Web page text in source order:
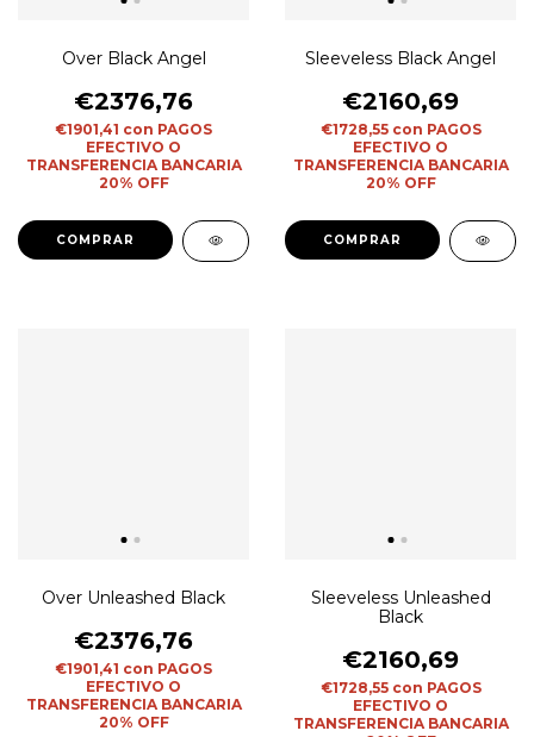
Over Black Angel
€2376,76
€1901,41 con PAGOS
EFECTIVO O
TRANSFERENCIA BANCARIA
20% OFF
COMPRAR
Sleeveless Black Angel
€2160,69
€1728,55 con PAGOS
EFECTIVO O
TRANSFERENCIA BANCARIA
20% OFF
COMPRAR
Over Unleashed Black
€2376,76
€1901,41 con PAGOS
EFECTIVO O
TRANSFERENCIA BANCARIA
20% OFF
Sleeveless Unleashed
Black
€2160,69
€1728,55 con PAGOS
EFECTIVO O
TRANSFERENCIA BANCARIA